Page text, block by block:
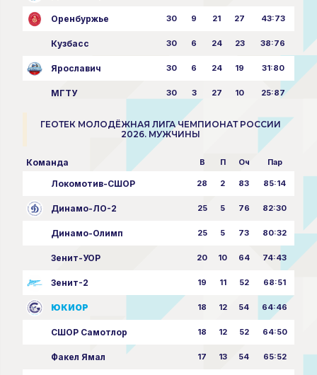
Оренбуржье 30 9 21 27 43:73
Кузбасс 30 6 24 23 38:76
Ярославич 30 6 24 19 31:80
МГТУ 30 3 27 10 25:87
ГЕОТЕК МОЛОДЁЖНАЯ ЛИГА ЧЕМПИОНАТ РОССИИ
2026. МУЖЧИНЫ
Команда В П Оч Пар
Локомотив-СШОР 28 2 83 85:14
Динамо-ЛО-2 25 5 76 82:30
Динамо-Олимп 25 5 73 80:32
Зенит-УОР 20 10 64 74:43
Зенит-2 19 11 52 68:51
ЮКИОР 18 12 54 64:46
СШОР Самотлор 18 12 52 64:50
Факел Ямал 17 13 54 65:52